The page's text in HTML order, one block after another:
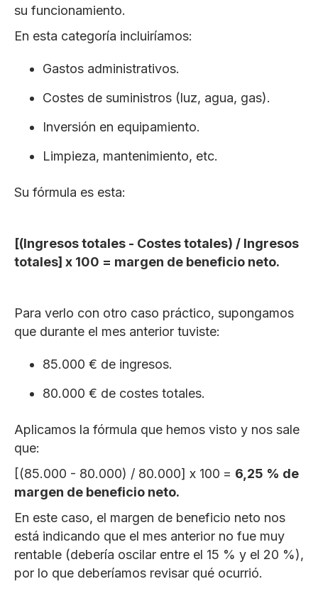
su funcionamiento.
En esta categoría incluiríamos:
Gastos administrativos.
Costes de suministros (luz, agua, gas).
Inversión en equipamiento.
Limpieza, mantenimiento, etc.
Su fórmula es esta:
[(Ingresos totales - Costes totales) / Ingresos
totales] x 100 = margen de beneficio neto.
Para verlo con otro caso práctico, supongamos
que durante el mes anterior tuviste:
85.000 € de ingresos.
80.000 € de costes totales.
Aplicamos la fórmula que hemos visto y nos sale
que:
[(85.000 - 80.000) / 80.000] x 100 = 6,25 % de
margen de beneficio neto.
En este caso, el margen de beneficio neto nos
está indicando que el mes anterior no fue muy
rentable (debería oscilar entre el 15 % y el 20 %),
por lo que deberíamos revisar qué ocurrió.